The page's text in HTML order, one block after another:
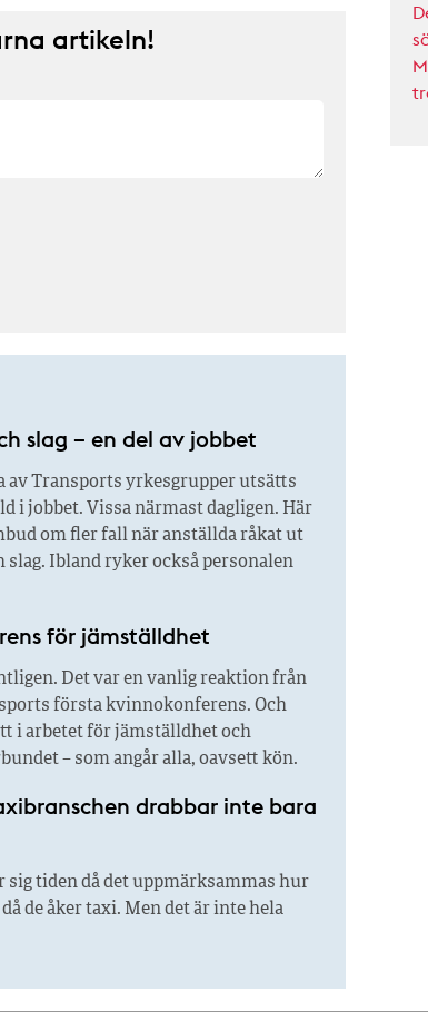
artikeln!
slag – en del av jobbet
av Transports yrkesgrupper utsätts
i jobbet. Vissa närmast dagligen. Här
om fler fall när anställda råkat ut
slag. Ibland ryker också personalen
för jämställdhet
Det var en vanlig reaktion från
första kvinnokonferens. Och
i arbetet för jämställdhet och
– som angår alla, oavsett kön.
drabbar inte bara
sig tiden då det uppmärksammas hur
de åker taxi. Men det är inte hela